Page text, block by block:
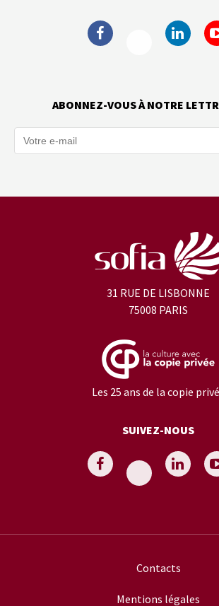
ABONNEZ-VOUS À NOTRE
31 RUE DE LISBONNE
75008 PARIS
Les 25 ans de la copie
SUIVEZ-NOUS
Contacts
Mentions légales